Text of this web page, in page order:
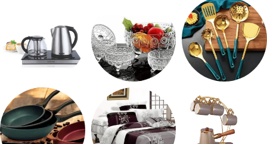
شربات وكاسات
طقم خشاف ادوات كهربائية